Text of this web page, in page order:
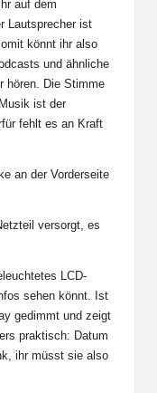
auf dem
Lautsprecher ist
könnt ihr also
und ähnliche
hören. Die Stimme
ist der
fehlt es an Kraft
an der Vorderseite
versorgt, es
LCD-
sehen könnt. Ist
gedimmt und zeigt
praktisch: Datum
ihr müsst sie also